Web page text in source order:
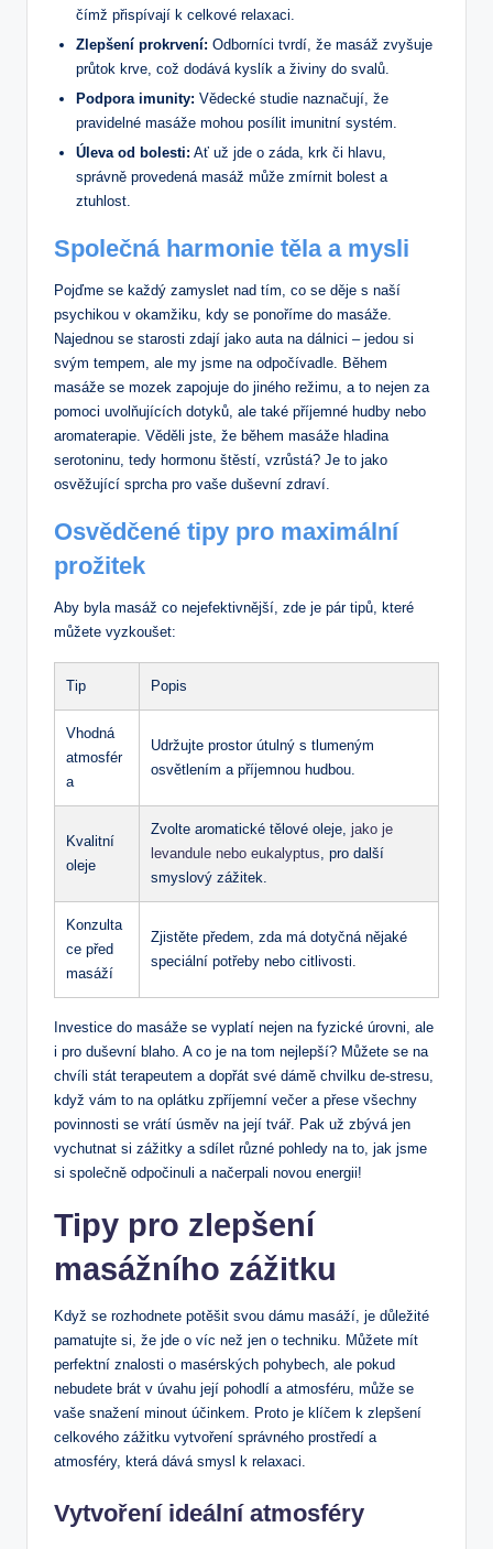
čímž přispívají k celkové relaxaci.
Zlepšení prokrvení: Odborníci⁣ tvrdí, že masáž zvyšuje
průtok krve, což dodává kyslík a⁣ živiny do svalů.
Podpora imunity: Vědecké​ studie naznačují, že
pravidelné masáže mohou posílit imunitní systém.
Úleva od bolesti: Ať už jde o⁤ záda, krk či hlavu,
správně provedená ⁣masáž může zmírnit bolest a
ztuhlost.
Společná harmonie těla a mysli
Pojďme se ⁤každý zamyslet nad tím, co ​se ⁢děje s ‌naší
psychikou v okamžiku, kdy se ponoříme ⁣do masáže.
Najednou⁤ se starosti⁢ zdají ⁣jako auta‌ na dálnici – jedou si
svým tempem,‍ ale my⁢ jsme na odpočívadle. Během
masáže‍ se mozek zapojuje do jiného režimu, a to nejen za ​
pomoci uvolňujících dotyků, ale také příjemné hudby‍ nebo
aromaterapie. Věděli jste, že během masáže hladina
serotoninu, tedy hormonu štěstí, vzrůstá? Je to jako
osvěžující sprcha pro vaše duševní zdraví.
Osvědčené tipy pro maximální
prožitek
Aby byla masáž co nejefektivnější, zde je ‍pár tipů, ​které
‌můžete vyzkoušet:
Tip Popis
Vhodná
atmosfér
a
Udržujte prostor ⁤útulný s tlumeným
osvětlením a ⁢příjemnou hudbou.
Kvalitní
oleje
Zvolte ‍aromatické tělové oleje, jako je
levandule nebo eukalyptus , pro⁢ další
smyslový zážitek.
Konzulta
ce⁤ před
masáží
Zjistěte předem, zda‍ má dotyčná nějaké
speciální potřeby nebo citlivosti.
Investice do‍ masáže se vyplatí nejen na fyzické úrovni, ⁣ale
i pro duševní blaho. A co ‍je na tom nejlepší? Můžete se na
chvíli stát terapeutem a dopřát své dámě chvilku⁢ de-stresu,
když​ vám to‌ na oplátku zpříjemní večer a přese všechny
povinnosti se vrátí úsměv‌ na její tvář. Pak už zbývá jen
vychutnat si zážitky a sdílet různé pohledy na to, jak jsme
si společně⁢ odpočinuli a načerpali novou energii!
Tipy⁣ pro zlepšení
masážního zážitku
Když se rozhodnete potěšit⁤ svou dámu masáží, je důležité
pamatujte si, že jde o víc než jen o techniku. Můžete mít
perfektní znalosti o masérských pohybech, ale pokud
nebudete brát v úvahu její pohodlí a atmosféru, může se
vaše ⁢snažení minout ​účinkem. Proto je klíčem k zlepšení
celkového zážitku vytvoření správného prostředí‍ a
atmosféry, která dává smysl k relaxaci.
Vytvoření ideální atmosféry